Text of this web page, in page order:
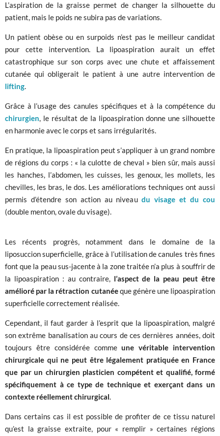
L’aspiration de la graisse permet de changer la silhouette du
patient, mais le poids ne subira pas de variations.
Un patient obèse ou en surpoids n’est pas le meilleur candidat
pour cette intervention. La lipoaspiration aurait un effet
catastrophique sur son corps avec une chute et affaissement
cutanée qui obligerait le patient à une autre intervention de
lifting.
Grâce à l’usage des canules spécifiques et à la compétence du
chirurgien, le résultat de la lipoaspiration donne une silhouette
en harmonie avec le corps et sans irrégularités.
En pratique, la lipoaspiration peut s’appliquer à un grand nombre
de régions du corps : « la culotte de cheval » bien sûr, mais aussi
les hanches, l’abdomen, les cuisses, les genoux, les mollets, les
chevilles, les bras, le dos. Les améliorations techniques ont aussi
permis d’étendre son action au niveaudu visage et du cou
(double menton, ovale du visage).
Les récents progrès, notamment dans le domaine de la
liposuccion superficielle, grâce à l’utilisation de canules très fines
font que la peau sus-jacente à la zone traitée n’a plus à souffrir de
la lipoaspiration : au contraire, l’aspect de la peau peut être
amélioré par la rétraction cutanéeque génère une lipoaspiration
superficielle correctement réalisée.
Cependant, il faut garder à l’esprit que la lipoaspiration, malgré
son extrême banalisation au cours de ces dernières années, doit
toujours être considérée commeune véritable intervention
chirurgicale qui ne peut être légalement pratiquée en France
que par un chirurgien plasticien compétent et qualifié, formé
spécifiquement à ce type de technique et exerçant dans un
contexte réellement chirurgical.
Dans certains cas il est possible de profiter de ce tissu naturel
qu’est la graisse extraite, pour « remplir » certaines régions